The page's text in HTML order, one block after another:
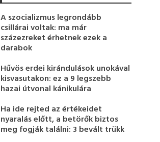
A szocializmus legrondább
csillárai voltak: ma már
százezreket érhetnek ezek a
darabok
Hűvös erdei kirándulások unokával
kisvasutakon: ez a 9 legszebb
hazai útvonal kánikulára
Ha ide rejted az értékeidet
nyaralás előtt, a betörők biztos
meg fogják találni: 3 bevált trükk